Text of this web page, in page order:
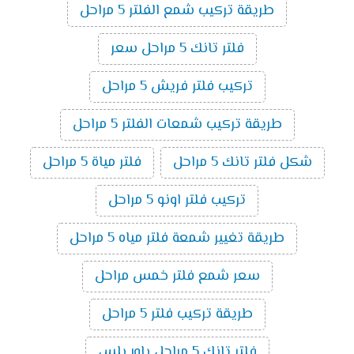
طريقة تركيب شمع الفلتر 5 مراحل
فلتر تانك 5 مراحل سعر
تركيب فلتر فريش 5 مراحل
طريقة تركيب شمعات الفلتر 5 مراحل
شكل فلتر تانك 5 مراحل
فلتر مياة 5 مراحل
تركيب فلتر اونو 5 مراحل
طريقة تغيير شمعة فلتر مياه 5 مراحل
سعر شمع فلتر خمس مراحل
طريقة تركيب فلتر 5 مراحل